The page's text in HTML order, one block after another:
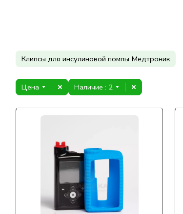
Клипсы для инсулиновой помпы Медтроник
Цена Наличие : 2